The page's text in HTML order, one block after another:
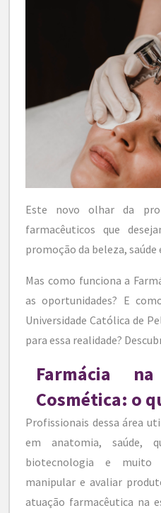
Este novo olhar da
farmacêuticos que
promoção da beleza, saúde
Mas como funciona a
as oportunidades? E
Universidade Católica de
para essa realidade?
Farmácia
Cosmética: o
Profissionais dessa área
em anatomia, saúde,
biotecnologia e muito
manipular e avaliar
atuação farmacêutica na